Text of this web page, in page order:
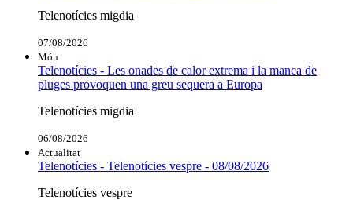
Telenotícies migdia
07/08/2026
Món
Telenotícies - Les onades de calor extrema i la manca de
pluges provoquen una greu sequera a Europa
Telenotícies migdia
06/08/2026
Actualitat
Telenotícies - Telenotícies vespre - 08/08/2026
Telenotícies vespre